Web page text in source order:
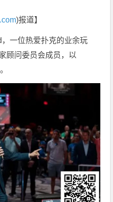
)报道】
一位热爱扑克的业余玩
顾问委员会成员，以